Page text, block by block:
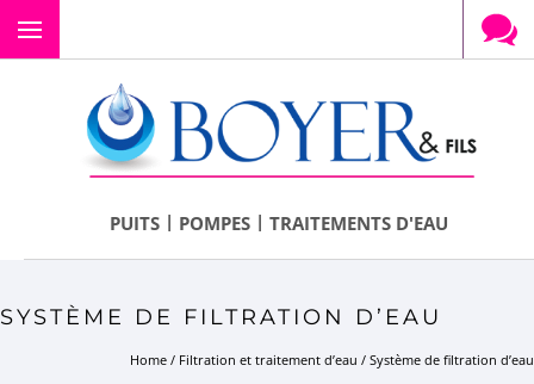
PUITS | POMPES | TRAITEMENTS D'EAU
SYSTÈME DE FILTRATION D’EAU
Home / Filtration et traitement d’eau / Système de filtration d’eau